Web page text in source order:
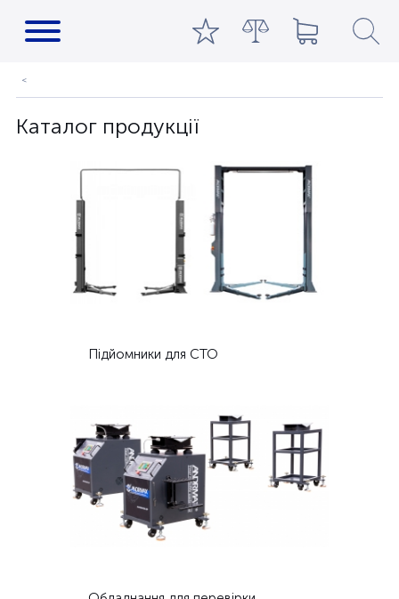
Каталог продукції
Підйомники для СТО